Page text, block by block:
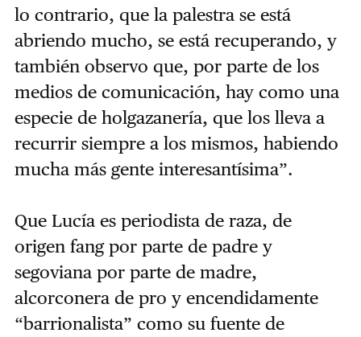
lo contrario, que la palestra se está
abriendo mucho, se está recuperando, y
también observo que, por parte de los
medios de comunicación, hay como una
especie de holgazanería, que los lleva a
recurrir siempre a los mismos, habiendo
mucha más gente interesantísima”.
Que Lucía es periodista de raza, de
origen fang por parte de padre y
segoviana por parte de madre,
alcorconera de pro y encendidamente
“barrionalista” como su fuente de